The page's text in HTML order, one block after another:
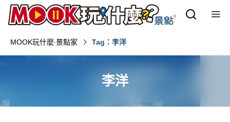
MOOK玩什麼‧景點家 Tag：李洋
李洋